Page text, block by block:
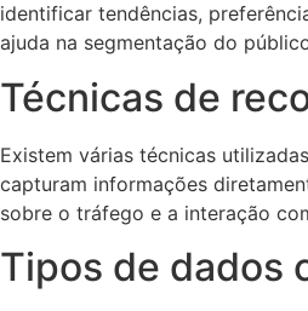
identificar tendências,
ajuda na segmentação do
Técnicas de
Existem várias técnicas
capturam informações
sobre o tráfego e a interação
Tipos de dados